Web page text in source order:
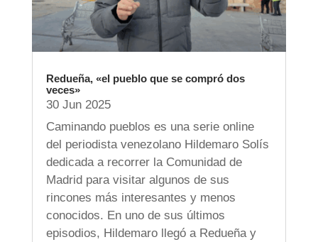
Redueña, «el pueblo que se compró dos
veces»
30 Jun 2025
Caminando pueblos es una serie online
del periodista venezolano Hildemaro Solís
dedicada a recorrer la Comunidad de
Madrid para visitar algunos de sus
rincones más interesantes y menos
conocidos. En uno de sus últimos
episodios, Hildemaro llegó a Redueña y